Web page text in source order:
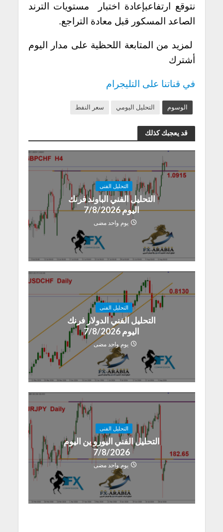
نتوقع ارتفاعبإعادة اختبار مستويات الترند
الصاعد المسكور قبل معادة التراجع.
لمزيد من المتابعة اللحظية على مدار اليوم
أشترك
في قناتنا على التليجرام
الوسوم التحليل اليومي سعر النفط
قد يعجبك كذلك
التحليل الفنى
التحليل الفني الباوند فرنك
اليوم 7/8/2026
يوم واحد مضى
التحليل الفنى
التحليل الفني الدولار فرنك
اليوم 7/8/2026
يوم واحد مضى
التحليل الفنى
التحليل الفني اليورو ين اليوم
7/8/2026
يوم واحد مضى